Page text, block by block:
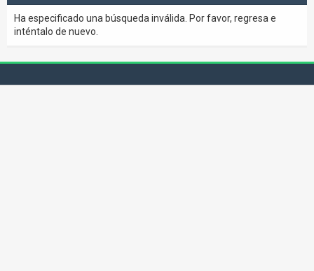
Ha especificado una búsqueda inválida. Por favor, regresa e
inténtalo de nuevo.